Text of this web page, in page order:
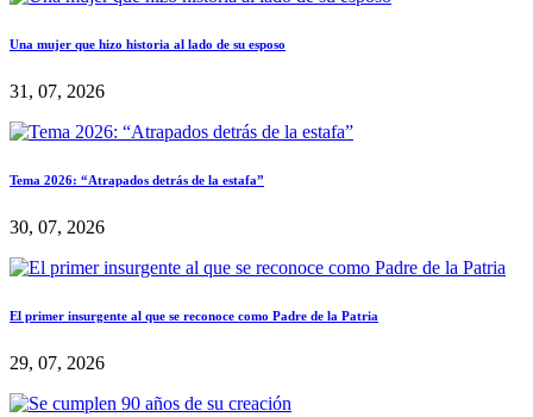
Una mujer que hizo historia al lado de su esposo
31, 07, 2026
Tema 2026: “Atrapados detrás de la estafa”
30, 07, 2026
El primer insurgente al que se reconoce como Padre de la Patria
29, 07, 2026